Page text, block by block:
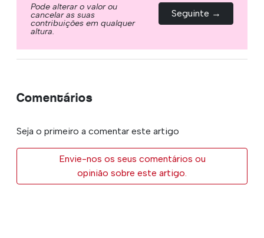
Pode alterar o valor ou
cancelar as suas
contribuições em qualquer
altura.
Seguinte →
Comentários
Seja o primeiro a comentar este artigo
Envie-nos os seus comentários ou
opinião sobre este artigo.